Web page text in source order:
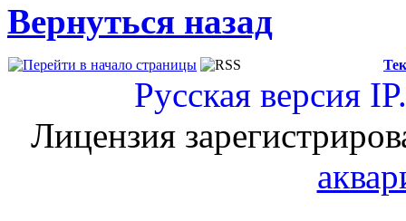
Вернуться назад
Русская версия
Лицензия